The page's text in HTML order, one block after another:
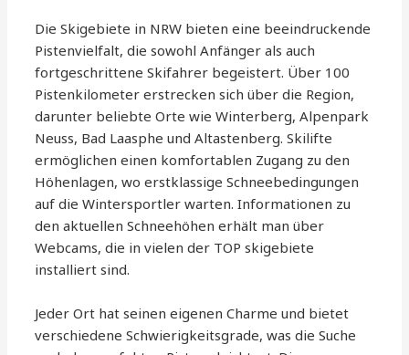
Die Skigebiete in NRW bieten eine beeindruckende
Pistenvielfalt, die sowohl Anfänger als auch
fortgeschrittene Skifahrer begeistert. Über 100
Pistenkilometer erstrecken sich über die Region,
darunter beliebte Orte wie Winterberg, Alpenpark
Neuss, Bad Laasphe und Altastenberg. Skilifte
ermöglichen einen komfortablen Zugang zu den
Höhenlagen, wo erstklassige Schneebedingungen
auf die Wintersportler warten. Informationen zu
den aktuellen Schneehöhen erhält man über
Webcams, die in vielen der TOP skigebiete
installiert sind.
Jeder Ort hat seinen eigenen Charme und bietet
verschiedene Schwierigkeitsgrade, was die Suche